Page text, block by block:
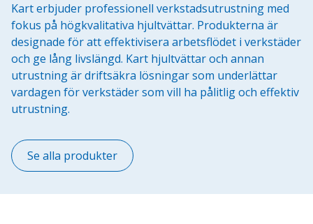
Kart erbjuder professionell verkstadsutrustning med
fokus på högkvalitativa hjultvättar. Produkterna är
designade för att effektivisera arbetsflödet i verkstäder
och ge lång livslängd. Kart hjultvättar och annan
utrustning är driftsäkra lösningar som underlättar
vardagen för verkstäder som vill ha pålitlig och effektiv
utrustning.
Se alla produkter